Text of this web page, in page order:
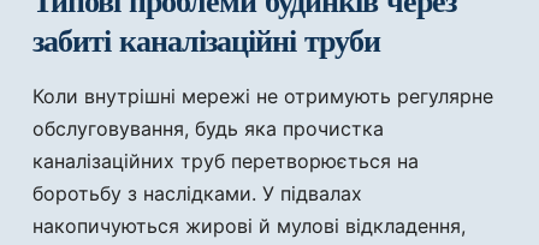
забиті каналізаційні труби
Коли внутрішні мережі не отримують регулярне
обслуговування, будь яка прочистка
каналізаційних труб перетворюється на
боротьбу з наслідками. У підвалах
накопичуються жирові й мулові відкладення,